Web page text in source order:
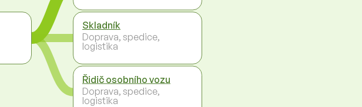
Skladník
Doprava, spedice,
logistika
Řidič osobního vozu
Doprava, spedice,
logistika